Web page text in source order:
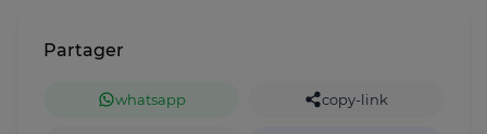
Partager
whatsapp copy-link